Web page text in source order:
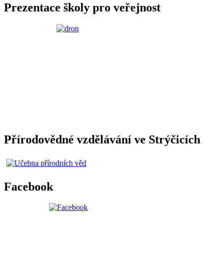
Prezentace školy pro veřejnost
Přírodovědné vzdělávání ve Strýčicích
Facebook